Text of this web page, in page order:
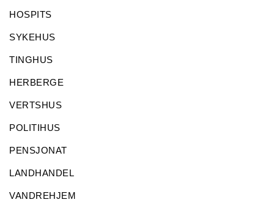
HOSPITS
SYKEHUS
TINGHUS
HERBERGE
VERTSHUS
POLITIHUS
PENSJONAT
LANDHANDEL
VANDREHJEM